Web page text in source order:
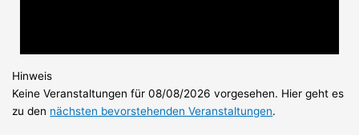
Hinweis
Keine Veranstaltungen für 08/08/2026 vorgesehen. Hier geht es
zu den nächsten bevorstehenden Veranstaltungen.